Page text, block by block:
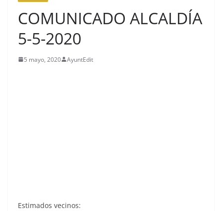
COMUNICADO ALCALDÍA
5-5-2020
5 mayo, 2020 AyuntEdit
Estimados vecinos: